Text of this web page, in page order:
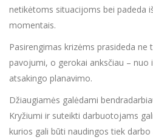
netikėtoms situacijoms bei padeda
momentais.
Pasirengimas krizėms prasideda ne
pavojumi, o gerokai anksčiau –
atsakingo planavimo.
Džiaugiamės galėdami
Kryžiumi ir suteikti darbuotojams
kurios gali būti naudingos tiek